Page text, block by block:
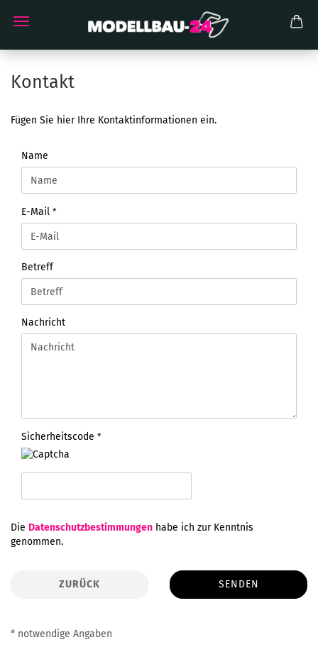
Kontakt
Fügen Sie hier Ihre Kontaktinformationen ein.
KONTAKT
Name
E-Mail
Betreff
Nachricht
Sicherheitscode
DATENSCHUTZBESTIMMUNGEN
Die Datenschutzbestimmungen habe ich zur Kenntnis
genommen.
ZURÜCK SENDEN
* notwendige Angaben